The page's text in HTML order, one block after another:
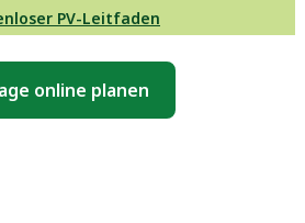
PV-Leitfaden
online planen